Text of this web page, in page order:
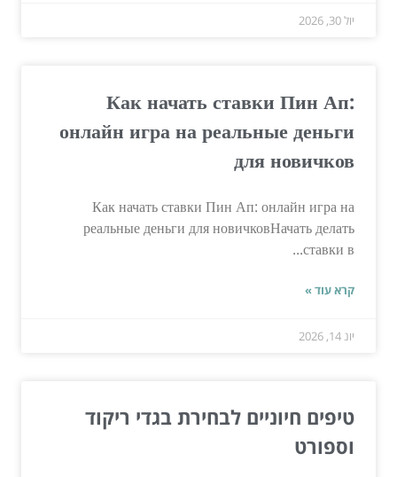
יול 30, 2026
Как начать ставки Пин Ап:
онлайн игра на реальные деньги
для новичков
Как начать ставки Пин Ап: онлайн игра на
реальные деньги для новичковНачать делать
ставки в...
קרא עוד »
יונ 14, 2026
טיפים חיוניים לבחירת בגדי ריקוד
וספורט